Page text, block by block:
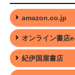
amazon.co.jp
オンライン書店
紀伊国屋書店